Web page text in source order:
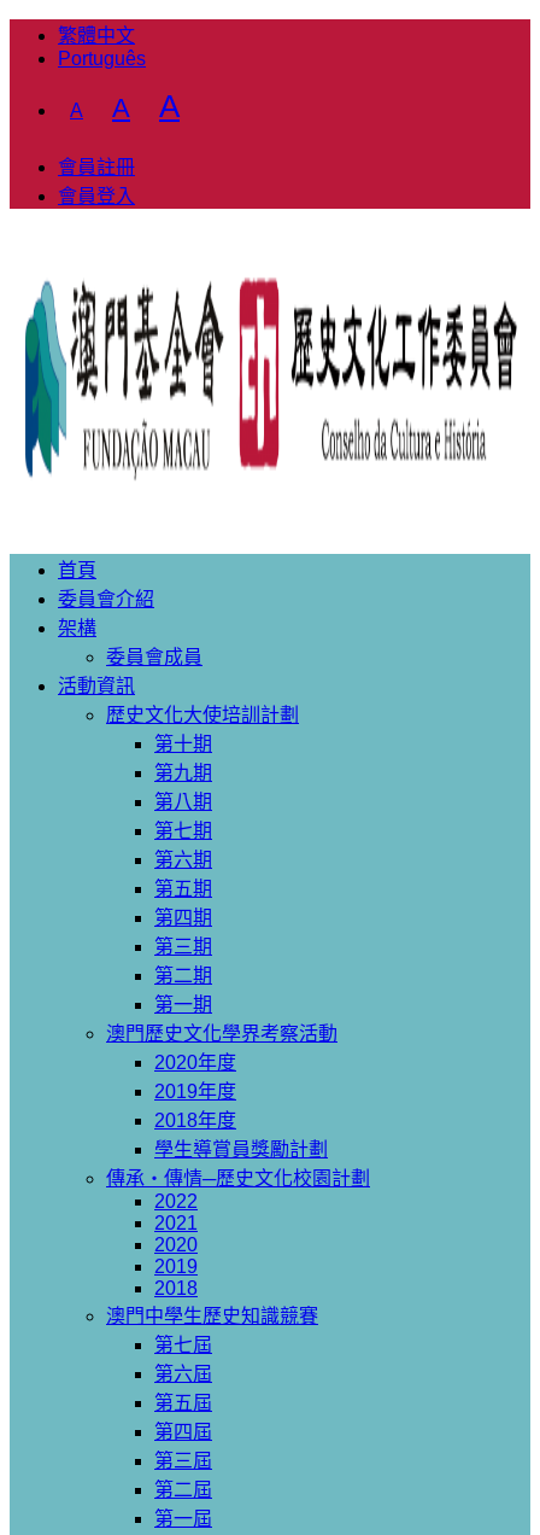
繁體中文
Português
A
Decrease
fontA Reset
size.
AIncrease
會員註冊
會員登入
首頁
委員會介紹
架構
委員會成員
活動資訊
歴史文化大使培訓計劃
第十期
第九期
第八期
第七期
第六期
第五期
第四期
第三期
第二期
第一期
澳門歷史文化學界考察活動
2020年度
2019年度
2018年度
學生導賞員獎勵計劃
傳承‧傳情─歷史文化校園計劃
2022
2021
2020
2019
2018
澳門中學生歷史知識競賽
第七屆
第六屆
第五屆
第四屆
第三屆
第二屆
第一屆